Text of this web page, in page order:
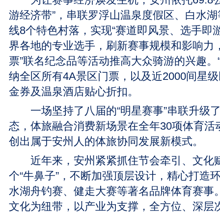
游经济带”，串联罗浮山温泉度假区、白水
线8个特色村落，实现“赛道即风景、选手即
界各地的专业选手，刷新赛事规模和影响力
票”联名纪念品等活动推高大众骑游的兴趣。
纳全区所有4A景区门票，以及近2000间星
金券及温泉酒店贴心折扣。
一场坚持了八届的“明星赛事”串联升级
态，体旅融合消费新场景在全年30项体育活
创出属于安州人的体旅协同发展新模式。
近年来，安州紧紧抓住节会牵引、文化
个“牛鼻子”，不断加强顶层设计，精心打造
水湖舟钓赛、健走大赛等著名品牌体育赛事
文化为纽带，以产业为支撑，全方位、深层